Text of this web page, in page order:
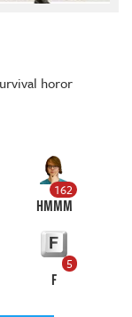
horor
162
HMMM
5
F